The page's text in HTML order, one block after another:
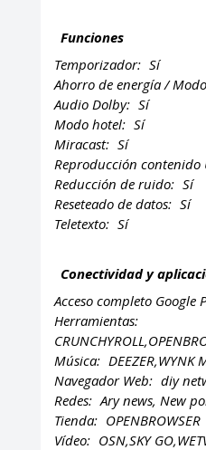
Funciones
Temporizador: Sí
Ahorro de energía /
Audio Dolby: Sí
Modo hotel: Sí
Miracast: Sí
Reproducción contenido
Reducción de ruido: Sí
Reseteado de datos: Sí
Teletexto: Sí
Conectividad y
Acceso completo Google
Herramientas:
Música: DEEZER,WYNK
Navegador Web: diy
Redes: Ary news, New
Tienda: OPENBROWSER
Vídeo: OSN,SKY